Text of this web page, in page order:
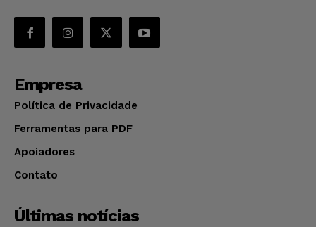
Empresa
Política de Privacidade
Ferramentas para PDF
Apoiadores
Contato
Últimas notícias